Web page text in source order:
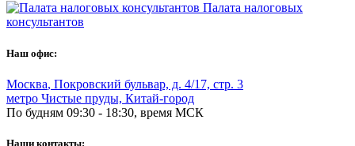
Палата налоговых
консультантов
Наш офис:
Москва, Покровский бульвар, д. 4/17, стр. 3
метро Чистые пруды, Китай-город
По будням 09:30 - 18:30, время МСК
Наши контакты: